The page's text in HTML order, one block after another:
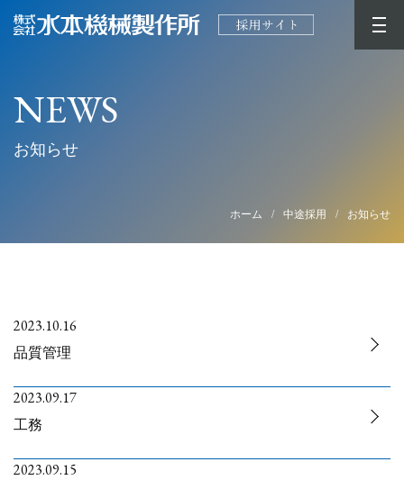
会社を知る
仕事を知る
ニュース
コーポレートサイト
ECサイト
NEWS
お知らせ
ホーム 中途採用 お知らせ
2023.10.16
品質管理
2023.09.17
工務
2023.09.15